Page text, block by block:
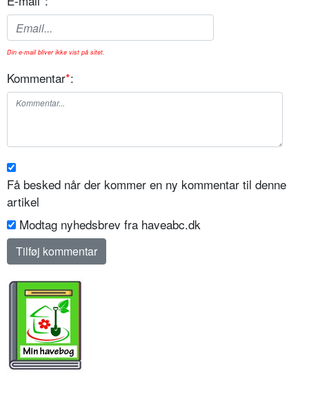
Din e-mail bliver ikke vist på sitet.
Kommentar*:
Få besked når der kommer en ny kommentar til denne
artikel
Modtag nyhedsbrev fra haveabc.dk